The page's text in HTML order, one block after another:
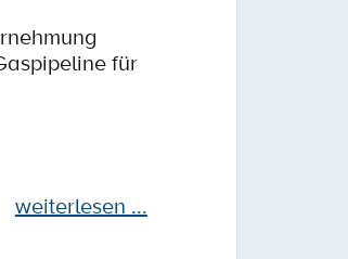
für
weiterlesen ...